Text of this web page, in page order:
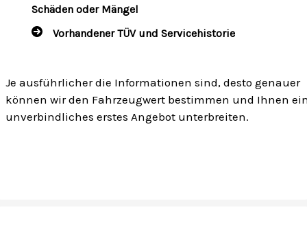
Schäden oder Mängel
Vorhandener TÜV und Servicehistorie
Je ausführlicher die Informationen sind, desto genauer
können wir den Fahrzeugwert bestimmen und Ihnen
unverbindliches erstes Angebot unterbreiten.